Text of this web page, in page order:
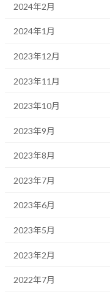
2024年2月
2024年1月
2023年12月
2023年11月
2023年10月
2023年9月
2023年8月
2023年7月
2023年6月
2023年5月
2023年2月
2022年7月